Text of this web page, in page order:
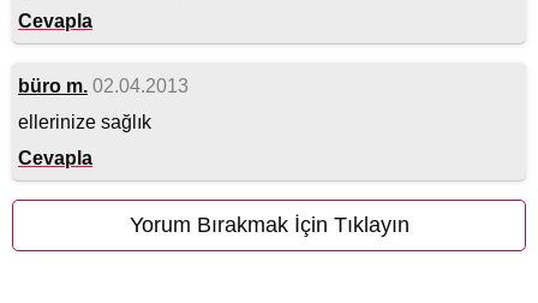
Cevapla
büro m. 02.04.2013
ellerinize sağlık
Cevapla
Yorum Bırakmak İçin Tıklayın